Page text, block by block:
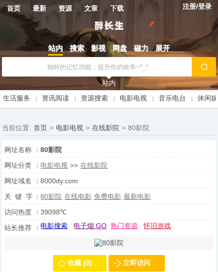
首页 最新 资源 文章 下载 注册/登录
站内 搜索 影视 网盘 磁力 展开
站内
生活服务
资讯阅读 资源搜索 电影电视 音乐电台 休闲
当前位置: 首页 > 电影电视 > 在线影院 > 80影院
网址名称
80影院
网址分类
电影电视 >> 在线影院
网址域名
8000dy.com
关 键 字
80影院 在线电影 免费电影 最新电影
访问热度
39098℃
站长推荐
电影搜索 电子烟 GO 热门资源 怀旧游戏
收藏 (0) 立即访问